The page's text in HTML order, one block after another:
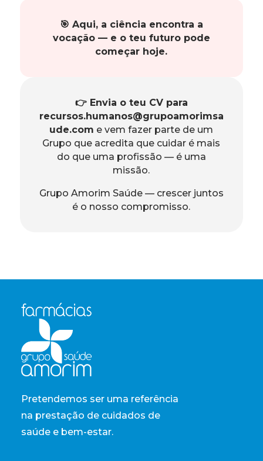
🎯 Aqui, a ciência encontra a
vocação — e o teu futuro pode
começar hoje.
👉 Envia o teu CV para
recursos.humanos@grupoamorimsa
ude.com e vem fazer parte de um
Grupo que acredita que cuidar é mais
do que uma profissão — é uma
missão.
Grupo Amorim Saúde — crescer juntos
é o nosso compromisso.
Pretendemos ser uma referência
na prestação de cuidados de
saúde e bem-estar.